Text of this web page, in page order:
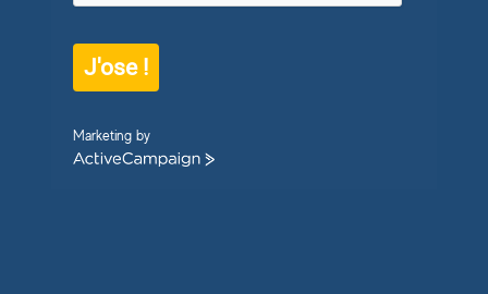
J'ose !
Marketing by
ActiveCampaign